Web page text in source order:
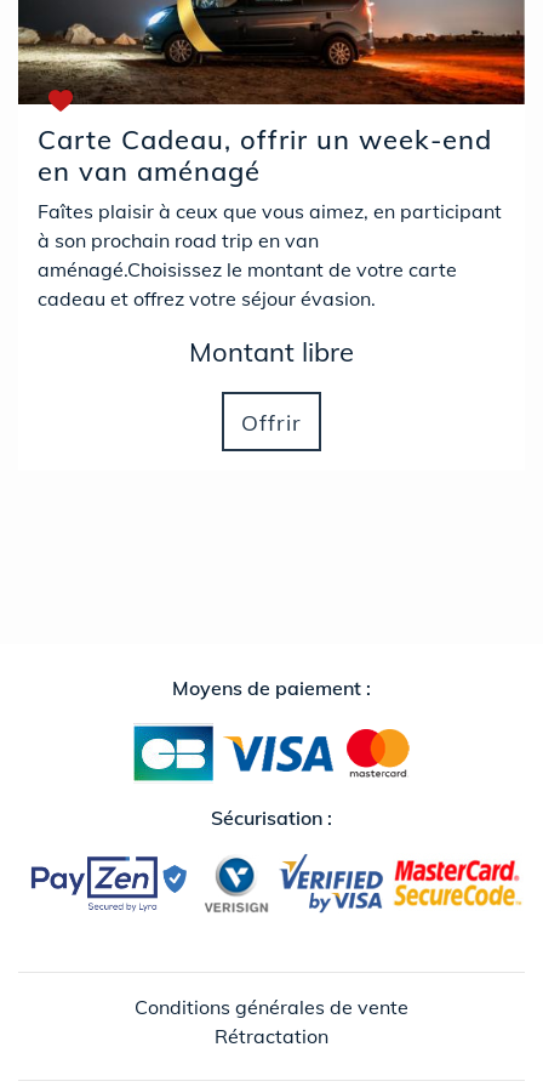
Carte Cadeau, offrir un week-end
en van aménagé
Faîtes plaisir à ceux que vous aimez, en participant
à son prochain road trip en van
aménagé.Choisissez le montant de votre carte
cadeau et offrez votre séjour évasion.
Montant libre
Offrir
Moyens de paiement :
Sécurisation :
Conditions générales de vente
Rétractation